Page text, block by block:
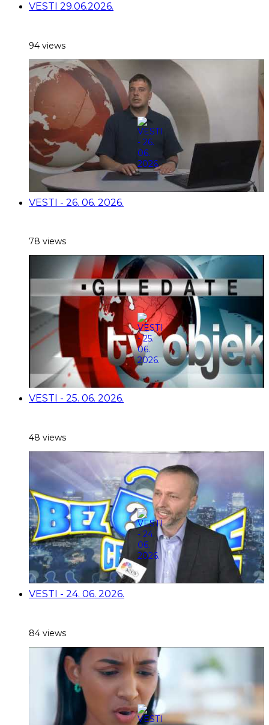
VESTI 29.06.2026.
94 views
VESTI - 26. 06. 2026.
78 views
VESTI - 25. 06. 2026.
48 views
VESTI - 24. 06. 2026.
84 views